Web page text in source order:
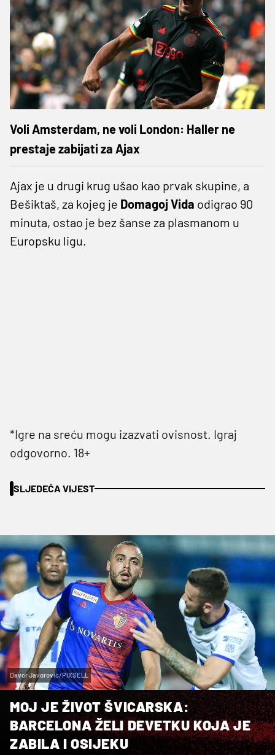
Voli Amsterdam, ne voli London: Haller ne
prestaje zabijati za Ajax
Ajax je u drugi krug ušao kao prvak skupine, a
Bešiktaš, za kojeg je Domagoj Vida odigrao 90
minuta, ostao je bez šanse za plasmanom u
Europsku ligu.
*Igre na sreću mogu izazvati ovisnost. Igraj
odgovorno. 18+
SLJEDEĆA VIJEST
Davor Javorovic/PIXSELL
MOJ JE ŽIVOT ŠVICARSKA:
BARCELONA ŽELI DEVETKU KOJA JE
ZABILA I OSIJEKU